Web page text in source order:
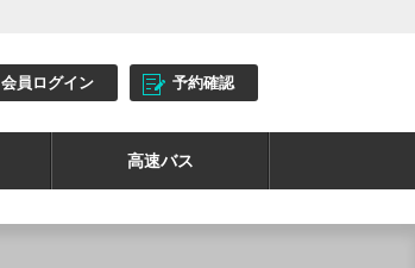
会員ログイン 予約確認
高速バス